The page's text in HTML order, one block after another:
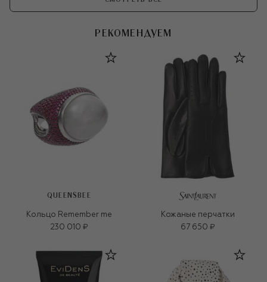
РЕКОМЕНДУЕМ
QUEENSBEE
Кольцо Remember me
230 010 ₽
Кожаные перчатки
67 650 ₽